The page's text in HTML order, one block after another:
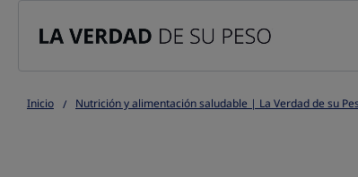
Inicio Nutrición y alimentación saludable | La Verdad de su